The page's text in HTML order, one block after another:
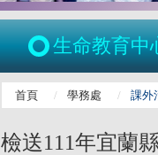
生命教育中
首頁 學務處 課外
檢送111年宜蘭